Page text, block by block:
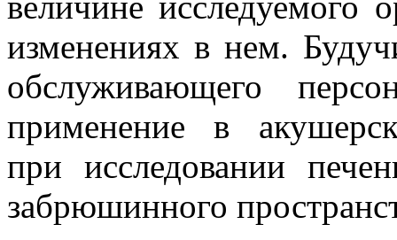
изменениях в нем.
обслуживающего
применение в
при исследовании
забрюшинного